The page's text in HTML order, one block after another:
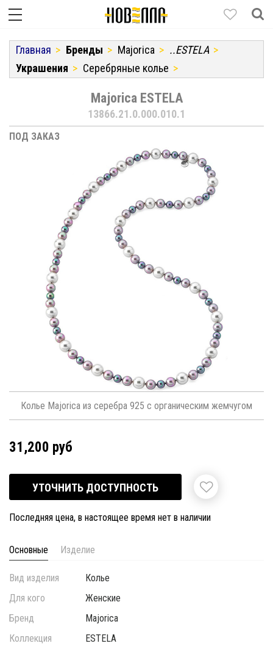
Главная Бренды Majorica
..ESTELA
Украшения
Серебряные колье
Majorica ESTELA
13866.21.0.000.010.1
ПОД ЗАКАЗ
Колье Majorica из серебра 925 с органическим жемчугом
31,200 руб
УТОЧНИТЬ ДОСТУПНОСТЬ
Последняя цена, в настоящее время нет в наличии
Основные Изделие
Вид изделия
Колье
Для кого
Женские
Бренд
Majorica
Коллекция
ESTELA